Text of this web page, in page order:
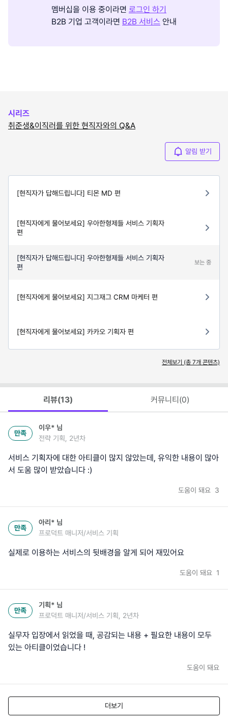
멤버십을 이용 중이라면 로그인 하기
B2B 기업 고객이라면 B2B 서비스 안내
시리즈
취준생&이직러를 위한 현직자와의 Q&A
알림 받기
[현직자가 답해드립니다] 티몬 MD 편
[현직자에게 물어보세요] 우아한형제들 서비스 기획자
편
[현직자가 답해드립니다] 우아한형제들 서비스 기획자
편
보는 중
[현직자에게 물어보세요] 지그재그 CRM 마케터 편
[현직자에게 물어보세요] 카카오 기획자 편
전체보기 (총 7개 콘텐츠)
리뷰(13) 커뮤니티(0)
만족
이우* 님
전략 기획, 2년차
서비스 기획자에 대한 아티클이 많지 않았는데, 유익한 내용이 많아
서 도움 많이 받았습니다 :)
도움이 돼요 3
만족
아리* 님
프로덕트 매니저/서비스 기획
실제로 이용하는 서비스의 뒷배경을 알게 되어 재밌어요
도움이 돼요 1
만족
기획* 님
프로덕트 매니저/서비스 기획, 2년차
실무자 입장에서 읽었을 때, 공감되는 내용 + 필요한 내용이 모두
있는 아티클이었습니다 !
도움이 돼요
더보기